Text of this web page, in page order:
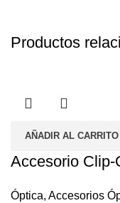
Productos
AÑADIR AL CARRITO
Accesorio Clip-
Óptica, Accesorios